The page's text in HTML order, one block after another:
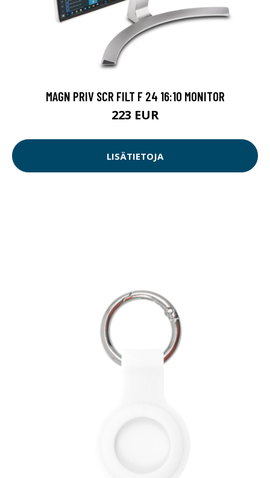
MAGN PRIV SCR FILT F 24 16:10 MONITOR
223 EUR
LISÄTIETOJA